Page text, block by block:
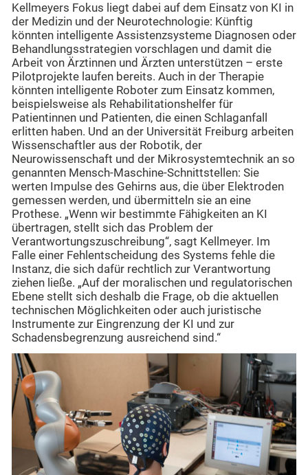
Kellmeyers Fokus liegt dabei auf dem Einsatz von KI in
der Medizin und der Neurotechnologie: Künftig
könnten intelligente Assistenzsysteme Diagnosen oder
Behandlungsstrategien vorschlagen und damit die
Arbeit von Ärztinnen und Ärzten unterstützen – erste
Pilotprojekte laufen bereits. Auch in der Therapie
könnten intelligente Roboter zum Einsatz kommen,
beispielsweise als Rehabilitationshelfer für
Patientinnen und Patienten, die einen Schlaganfall
erlitten haben. Und an der Universität Freiburg arbeiten
Wissenschaftler aus der Robotik, der
Neurowissenschaft und der Mikrosystemtechnik an so
genannten Mensch-Maschine-Schnittstellen: Sie
werten Impulse des Gehirns aus, die über Elektroden
gemessen werden, und übermitteln sie an eine
Prothese. „Wenn wir bestimmte Fähigkeiten an KI
übertragen, stellt sich das Problem der
Verantwortungszuschreibung“, sagt Kellmeyer. Im
Falle einer Fehlentscheidung des Systems fehle die
Instanz, die sich dafür rechtlich zur Verantwortung
ziehen ließe. „Auf der moralischen und regulatorischen
Ebene stellt sich deshalb die Frage, ob die aktuellen
technischen Möglichkeiten oder auch juristische
Instrumente zur Eingrenzung der KI und zur
Schadensbegrenzung ausreichend sind.“